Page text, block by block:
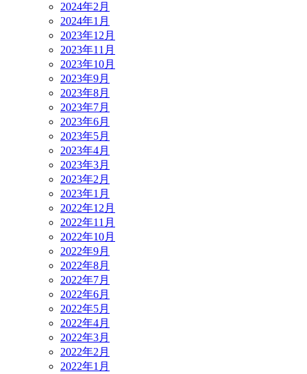
2024年2月
2024年1月
2023年12月
2023年11月
2023年10月
2023年9月
2023年8月
2023年7月
2023年6月
2023年5月
2023年4月
2023年3月
2023年2月
2023年1月
2022年12月
2022年11月
2022年10月
2022年9月
2022年8月
2022年7月
2022年6月
2022年5月
2022年4月
2022年3月
2022年2月
2022年1月